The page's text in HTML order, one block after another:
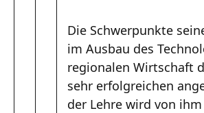
Die Schwerpunkte
im Ausbau des
regionalen Wirtschaft
sehr erfolgreichen
der Lehre wird von